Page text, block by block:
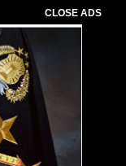
CLOSE ADS